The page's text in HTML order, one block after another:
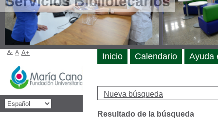
Nueva búsqueda
Resultado de la búsqueda
Inicio Calendario Ayuda
A- A A+